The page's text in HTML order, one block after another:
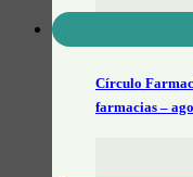
Círculo
farmacias –